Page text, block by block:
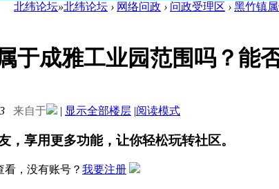
北纬论坛»北纬论坛 › 网络问政 › 问政受理区 › 黑竹镇
于成雅工业园范围吗？能
来自于 | 显示全部楼层 |阅读模式
，享用更多功能，让你轻松玩转社区。
，没有账号？ 我要注册